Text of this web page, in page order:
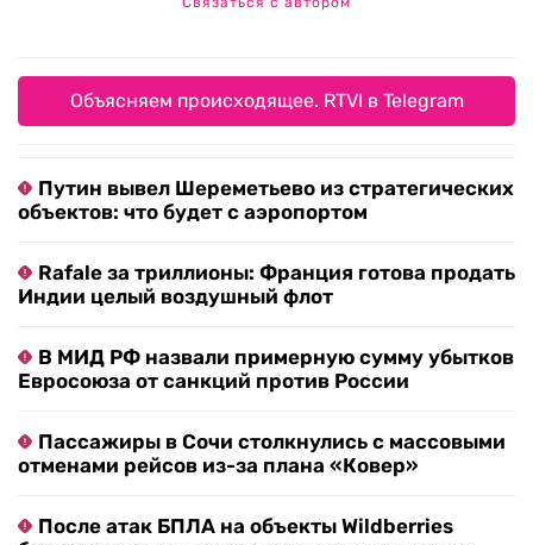
Объясняем происходящее. RTVI в Telegram
Путин вывел Шереметьево из стратегических
объектов: что будет с аэропортом
Rafale за триллионы: Франция готова продать
Индии целый воздушный флот
В МИД РФ назвали примерную сумму убытков
Евросоюза от санкций против России
Пассажиры в Сочи столкнулись с массовыми
отменами рейсов из-за плана «Ковер»
После атак БПЛА на объекты Wildberries